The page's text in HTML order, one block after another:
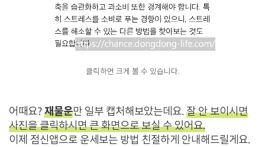
클릭하면 크게 볼 수 있습니다.
어때요? 재물운만 일부 캡처해보았는데요. 잘 안 보이시면
사진을 클릭하시면 큰 화면으로 보실 수 있어요.
이제 점신앱으로 운세보는 방법 친절하게 안내해드릴게요.